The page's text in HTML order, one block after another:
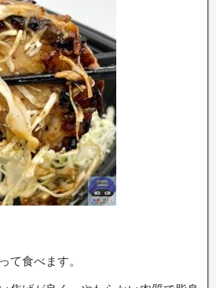
て食べます。